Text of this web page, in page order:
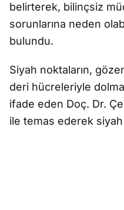
belirterek, bilinçsiz
sorunlarına neden
bulundu.
Siyah noktaların,
deri hücreleriyle
ifade eden Doç. Dr.
ile temas ederek siyah